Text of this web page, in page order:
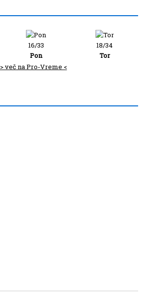
16/33
Pon
18/34
Tor
> več na Pro-Vreme <